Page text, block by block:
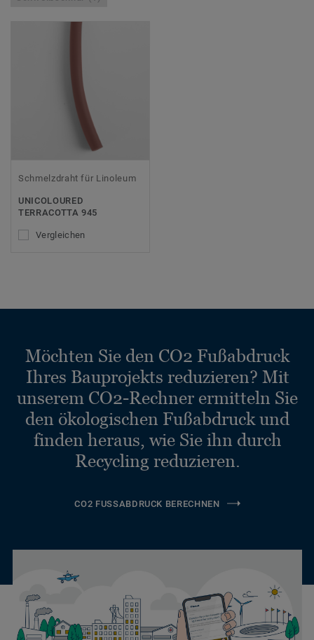
Schmelzdraht für Linoleum
UNICOLOURED
TERRACOTTA 945
Vergleichen
Möchten Sie den CO2 Fußabdruck
Ihres Bauprojekts reduzieren? Mit
unserem CO2-Rechner ermitteln Sie
den ökologischen Fußabdruck und
finden heraus, wie Sie ihn durch
Recycling reduzieren.
CO2 FUSSABDRUCK BERECHNEN